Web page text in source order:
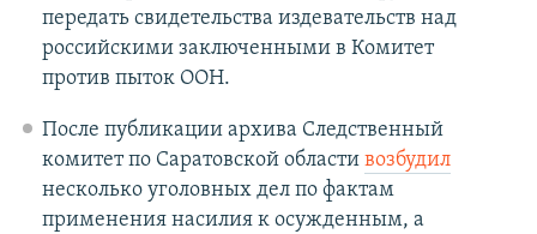
передать свидетельства издевательств над
российскими заключенными в Комитет
против пыток ООН.
После публикации архива Следственный
комитет по Саратовской области возбудил
несколько уголовных дел по фактам
применения насилия к осужденным, а